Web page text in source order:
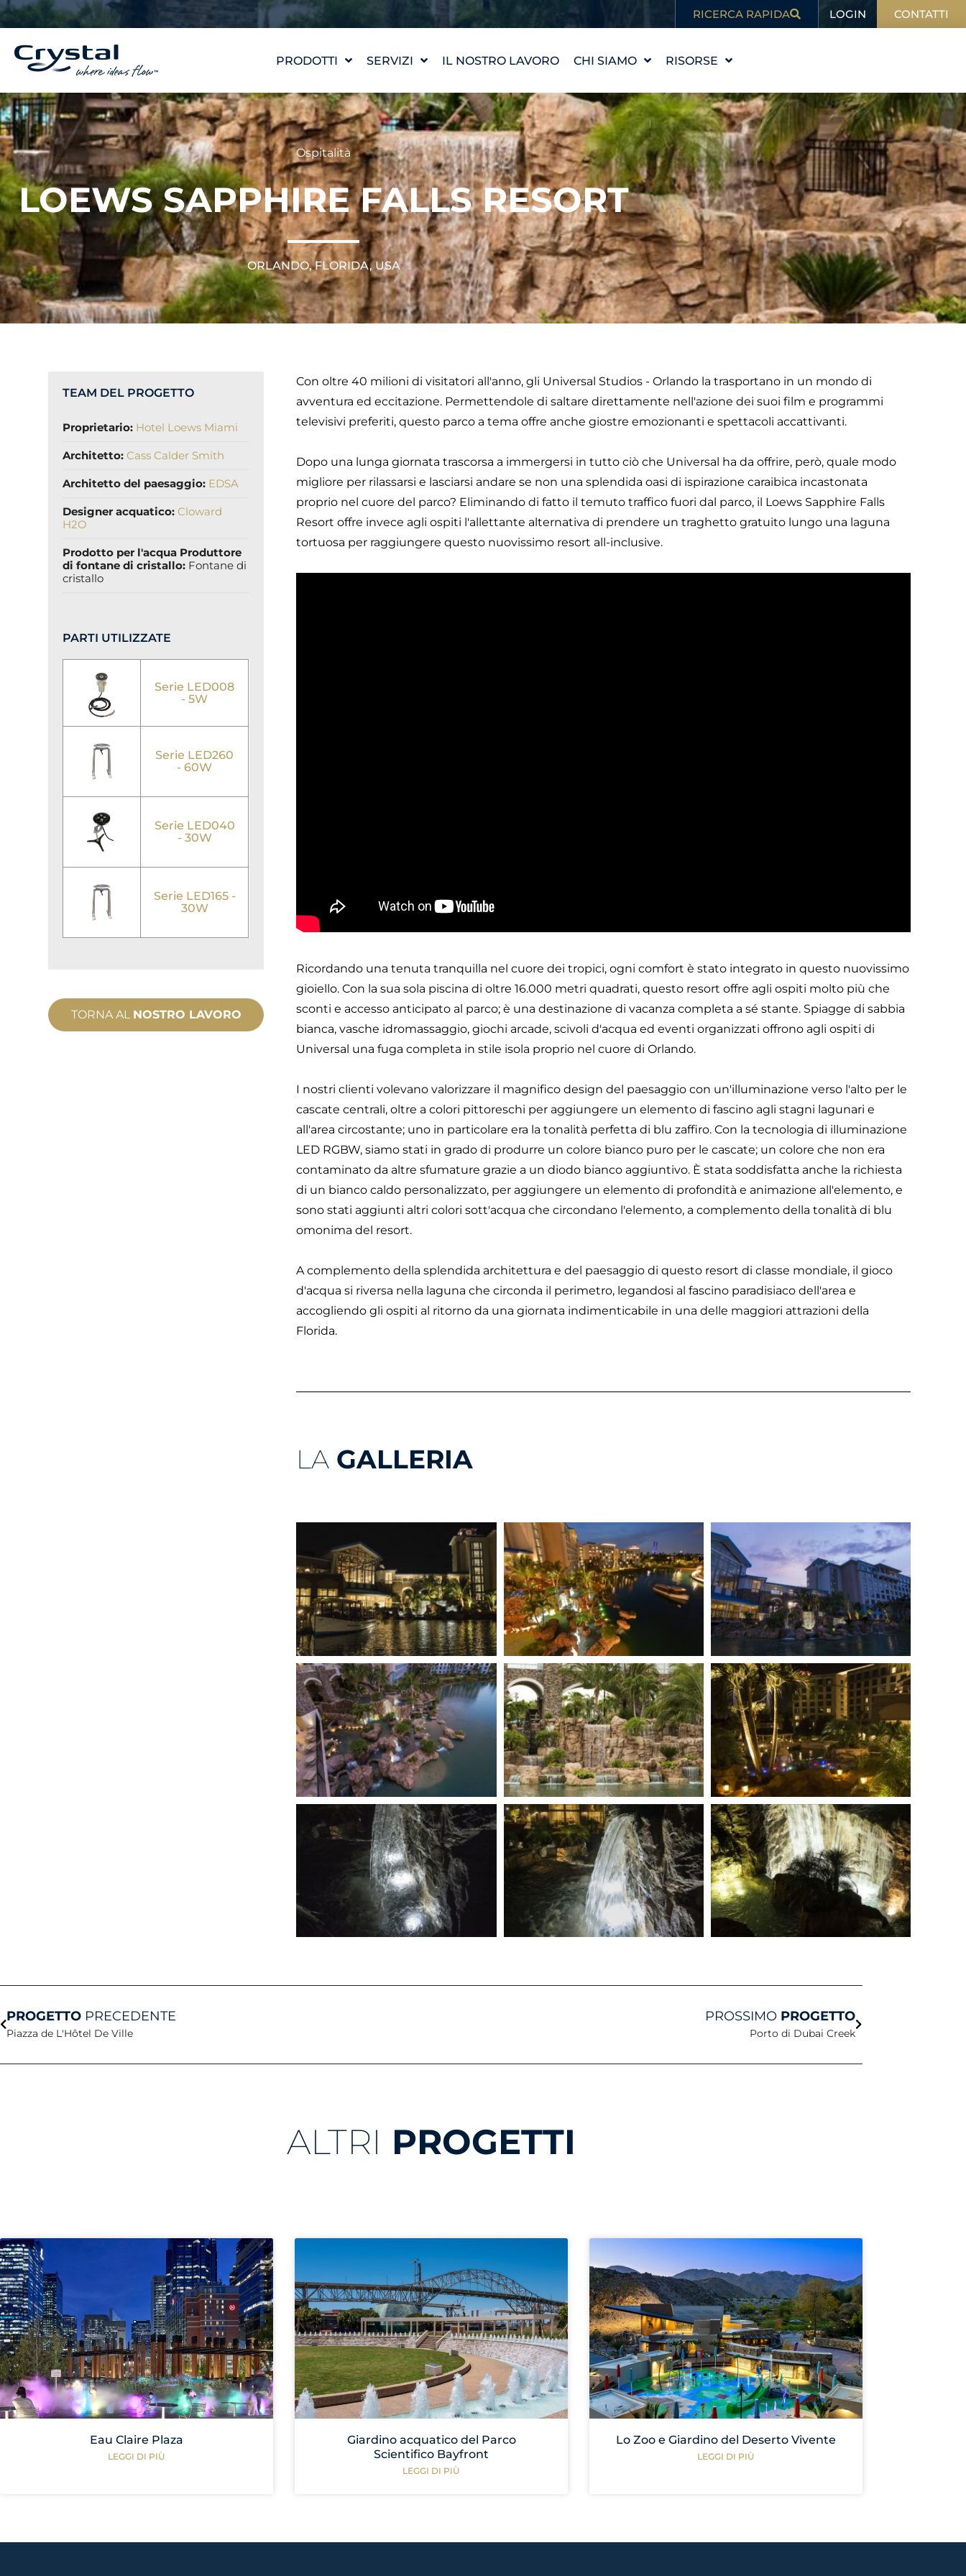
contenuto
Vai
al
contenuto
RICERCA RAPIDA LOGIN CONTATTI
PRODOTTI SERVIZI
PROGETTAZIONE DI
UN'OPERA D'ACQUA
WATERLAB™
ASSISTENZA TECNICA E
AI PRODOTTI
IL NOSTRO LAVORO CHI SIAMO
LA NOSTRA STORIA
I NOSTRI VALORI
INCONTRARE IL TEAM
CARRIERA
RISORSE
ISTRUZIONE
BLOG
NELLE NOTIZIE
Ospitalità
LOEWS SAPPHIRE FALLS RESORT
ORLANDO, FLORIDA, USA
TEAM DEL PROGETTO
Proprietario: Hotel Loews Miami
Architetto: Cass Calder Smith
Architetto del paesaggio: EDSA
Designer acquatico:Cloward
H2O
Prodotto per l'acqua Produttore
di fontane di cristallo: Fontane di
cristallo
PARTI UTILIZZATE
Serie LED008
- 5W
Serie LED260
- 60W
Serie LED040
- 30W
Serie LED165 -
30W
TORNA AL NOSTRO LAVORO
Con oltre 40 milioni di visitatori all'anno, gli Universal Studios - Orlando la trasportano in un mondo di
avventura ed eccitazione. Permettendole di saltare direttamente nell'azione dei suoi film e programmi
televisivi preferiti, questo parco a tema offre anche giostre emozionanti e spettacoli accattivanti.
Dopo una lunga giornata trascorsa a immergersi in tutto ciò che Universal ha da offrire, però, quale modo
migliore per rilassarsi e lasciarsi andare se non una splendida oasi di ispirazione caraibica incastonata
proprio nel cuore del parco? Eliminando di fatto il temuto traffico fuori dal parco, il Loews Sapphire Falls
Resort offre invece agli ospiti l'allettante alternativa di prendere un traghetto gratuito lungo una laguna
tortuosa per raggiungere questo nuovissimo resort all-inclusive.
Ricordando una tenuta tranquilla nel cuore dei tropici, ogni comfort è stato integrato in questo nuovissimo
gioiello. Con la sua sola piscina di oltre 16.000 metri quadrati, questo resort offre agli ospiti molto più che
sconti e accesso anticipato al parco; è una destinazione di vacanza completa a sé stante. Spiagge di sabbia
bianca, vasche idromassaggio, giochi arcade, scivoli d'acqua ed eventi organizzati offrono agli ospiti di
Universal una fuga completa in stile isola proprio nel cuore di Orlando.
I nostri clienti volevano valorizzare il magnifico design del paesaggio con un'illuminazione verso l'alto per le
cascate centrali, oltre a colori pittoreschi per aggiungere un elemento di fascino agli stagni lagunari e
all'area circostante; uno in particolare era la tonalità perfetta di blu zaffiro. Con la tecnologia di illuminazione
LED RGBW, siamo stati in grado di produrre un colore bianco puro per le cascate; un colore che non era
contaminato da altre sfumature grazie a un diodo bianco aggiuntivo. È stata soddisfatta anche la richiesta
di un bianco caldo personalizzato, per aggiungere un elemento di profondità e animazione all'elemento, e
sono stati aggiunti altri colori sott'acqua che circondano l'elemento, a complemento della tonalità di blu
omonima del resort.
A complemento della splendida architettura e del paesaggio di questo resort di classe mondiale, il gioco
d'acqua si riversa nella laguna che circonda il perimetro, legandosi al fascino paradisiaco dell'area e
accogliendo gli ospiti al ritorno da una giornata indimenticabile in una delle maggiori attrazioni della
Florida.
LA GALLERIA
PROGETTO PRECEDENTE
Piazza de L'Hôtel De Ville
PROSSIMO PROGETTO
Porto di Dubai Creek
ALTRI PROGETTI
Eau Claire Plaza
LEGGI DI PIÙ
Giardino acquatico del Parco
Scientifico Bayfront
LEGGI DI PIÙ
Lo Zoo e Giardino del Deserto Vivente
LEGGI DI PIÙ